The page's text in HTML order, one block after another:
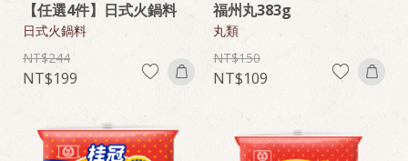
【任選4件】日式火鍋料
日式火鍋料
244
199
福州丸383g
丸類
150
109